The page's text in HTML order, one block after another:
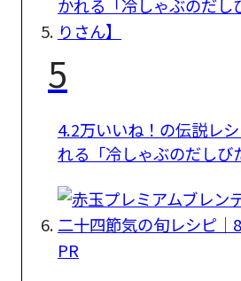
5
4.2万いいね！の伝説レ
れる「冷しゃぶのだしび
PR